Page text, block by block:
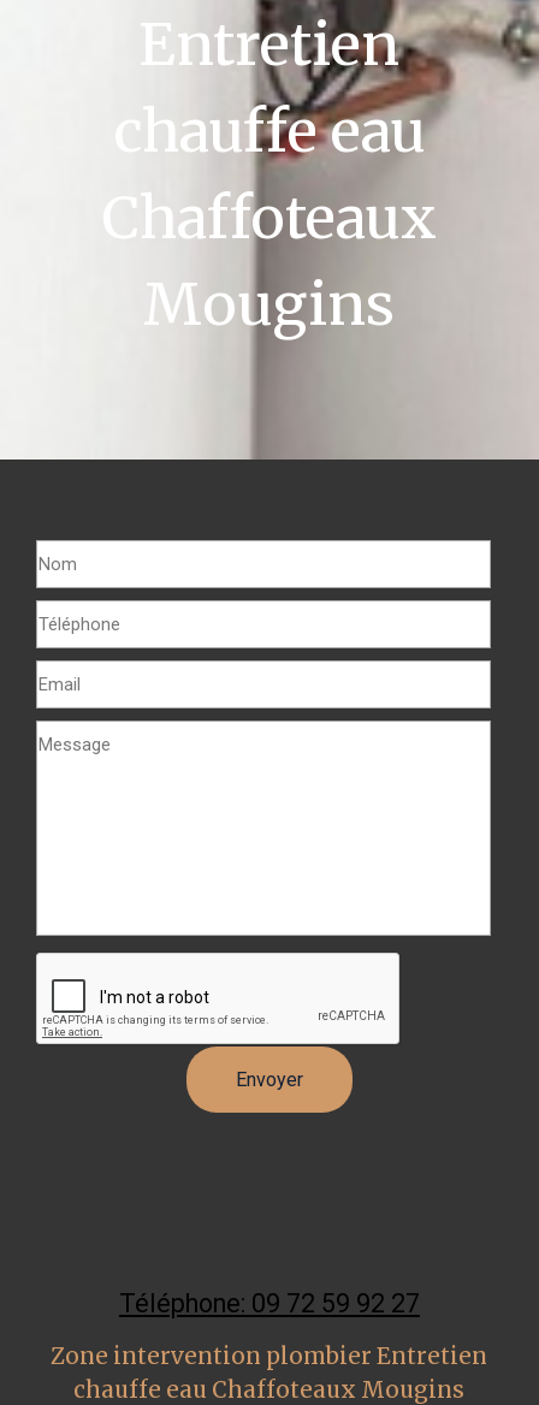
Entretien
chauffe eau
Chaffoteaux
Mougins
Téléphone: 09 72 59 92 27
Zone intervention plombier Entretien
chauffe eau Chaffoteaux Mougins